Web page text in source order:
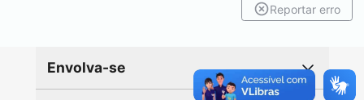
Reportar erro
Envolva-se